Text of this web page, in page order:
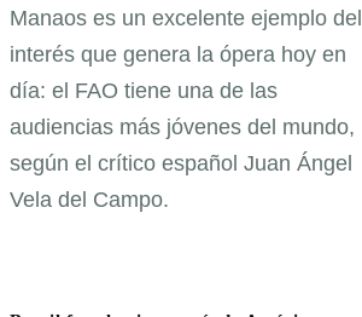
Manaos es un excelente ejemplo del
interés que genera la ópera hoy en
día: el FAO tiene una de las
audiencias más jóvenes del mundo,
según el crítico español Juan Ángel
Vela del Campo.